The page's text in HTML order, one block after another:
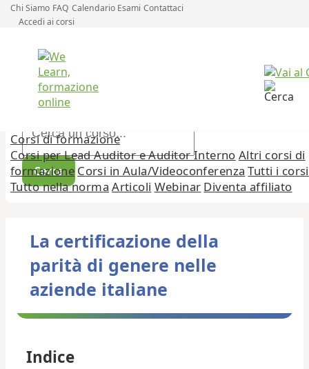
Chi Siamo FAQ Calendario Esami Contattaci
Accedi ai corsi
Corsi di formazione
Corsi per Lead Auditor e Auditor Interno Altri corsi di
formazione Corsi in Aula/Videoconferenza Tutti i corsi
Tutto nella norma Articoli Webinar Diventa affiliato
Cerca
La certificazione della
parità di genere nelle
aziende italiane
Indice